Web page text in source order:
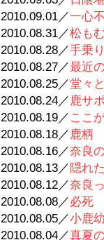
2010.09.01／一心
2010.08.31／松も
2010.08.28／手乗
2010.08.27／最近
2010.08.25／堂々
2010.08.24／ 鹿サ
2010.08.19／ ここ
2010.08.18／ 鹿柄
2010.08.16／奈良
2010.08.13／ 隠れ
2010.08.12／奈良
2010.08.08／必死
2010.08.05／小鹿
2010.08.04／真夏